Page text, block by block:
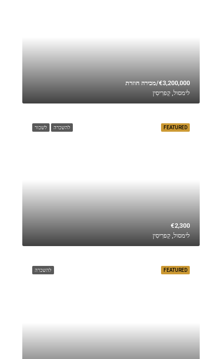
€3,200,000/מכירה חוזרת
לימסול, קַפרִיסִין
להשכרה לשכור FEATURED
€2,300
לימסול, קַפרִיסִין
להשכרה FEATURED